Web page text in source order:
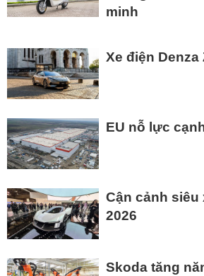
minh
Xe điện
EU nỗ lực
Cận cảnh siêu
2026
Skoda tăng